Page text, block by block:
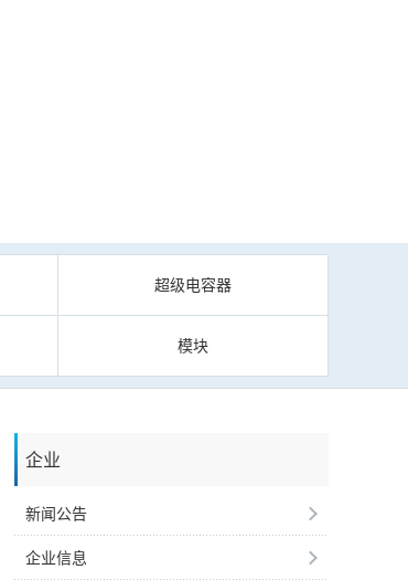
超级电容器
模块
企业
新闻公告
企业信息